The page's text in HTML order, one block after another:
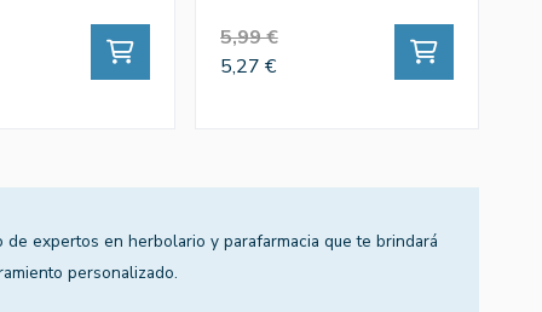
5,99 €
5,27 €
de expertos en herbolario y parafarmacia que te brindará
personalizado.